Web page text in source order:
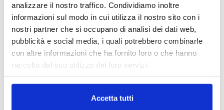
analizzare il nostro traffico. Condividiamo inoltre
informazioni sul modo in cui utilizza il nostro sito con i
nostri partner che si occupano di analisi dei dati web,
pubblicità e social media, i quali potrebbero combinarle
con altre informazioni che ha fornito loro o che hanno
raccolto dal suo utilizzo dei loro servizi.
Accetta tutti